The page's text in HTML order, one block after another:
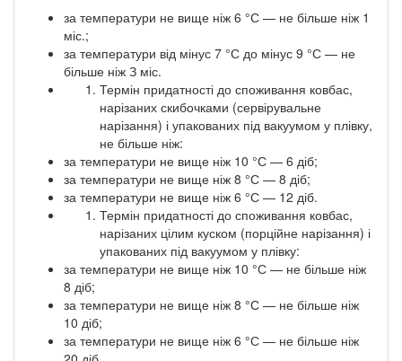
за температури не вище ніж 6 °С — не більше ніж 1
міс.;
за температури від мінус 7 °С до мінус 9 °С — не
більше ніж З міс.
Термін придатності до споживання ковбас,
нарізаних скибочками (сервірувальне
нарізання) і упакованих під вакуумом у плівку,
не більше ніж:
за температури не вище ніж 10 °С — 6 діб;
за температури не вище ніж 8 °С — 8 діб;
за температури не вище ніж 6 °С — 12 діб.
Термін придатності до споживання ковбас,
нарізаних цілим куском (порційне нарізання) і
упакованих під вакуумом у плівку:
за температури не вище ніж 10 °С — не більше ніж
8 діб;
за температури не вище ніж 8 °С — не більше ніж
10 діб;
за температури не вище ніж 6 °С — не більше ніж